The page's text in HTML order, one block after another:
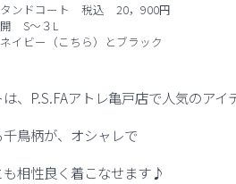
ンドコート 税込 20，900円
S～３L
イビー（こちら）とブラック
、P.S.FAアトレ亀戸店で人気のアイ
鳥柄が、オシャレで
も相性良く着こなせます♪